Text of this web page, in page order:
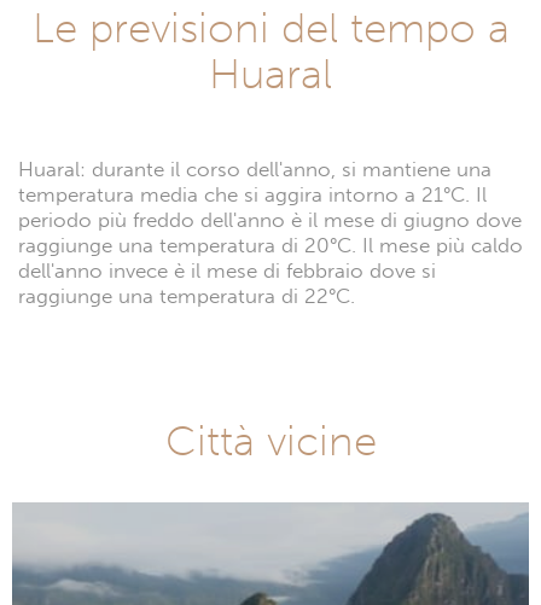
Le previsioni del tempo a
Huaral
Huaral: durante il corso dell'anno, si mantiene una
temperatura media che si aggira intorno a 21°C. Il
periodo più freddo dell'anno è il mese di giugno dove
raggiunge una temperatura di 20°C. Il mese più caldo
dell'anno invece è il mese di febbraio dove si
raggiunge una temperatura di 22°C.
Città vicine